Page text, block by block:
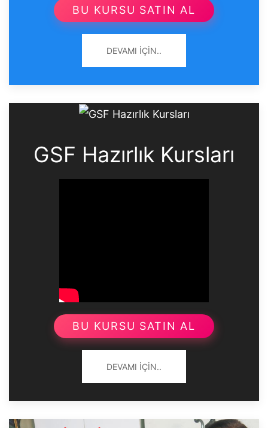
BU KURSU SATIN AL
DEVAMI İÇIN..
GSF Hazırlık Kursları
BU KURSU SATIN AL
DEVAMI İÇIN..